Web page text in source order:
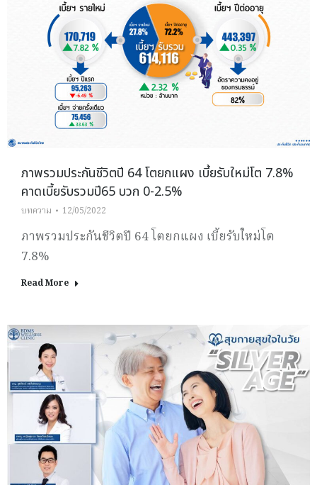
ภาพรวมประกันชีวิตปี 64 โตยกแผง เบี้ยรับใหม่โต 7.8%
คาดเบี้ยรับรวมปี65 บวก 0-2.5%
บทความ 12/05/2022
ภาพรวมประกันชีวิตปี 64 โตยกแผง เบี้ยรับใหม่โต
7.8%
Read More